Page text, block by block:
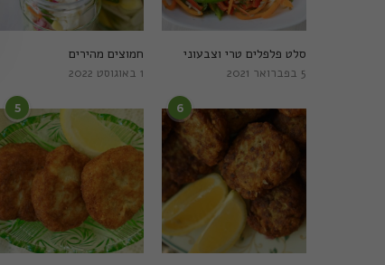
חמוצים מהירים
1 באוגוסט 2022
סלט פלפלים טרי וצבעוני
5 בפברואר 2021
5 6